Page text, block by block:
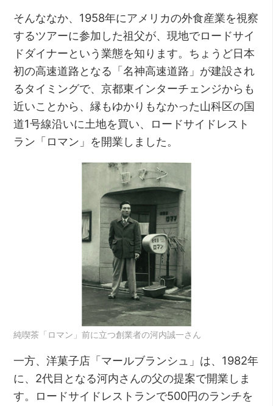
そんななか、1958年にアメリカの外食産業を視察
するツアーに参加した祖父が、現地でロードサイ
ドダイナーという業態を知ります。ちょうど日本
初の高速道路となる「名神高速道路」が建設され
るタイミングで、京都東インターチェンジからも
近いことから、縁もゆかりもなかった山科区の国
道1号線沿いに土地を買い、ロードサイドレスト
ラン「ロマン」を開業しました。
純喫茶「ロマン」前に立つ創業者の河内誠一さん
一方、洋菓子店「マールブランシュ」は、1982年
に、2代目となる河内さんの父の提案で開業しま
す。ロードサイドレストランで500円のランチを